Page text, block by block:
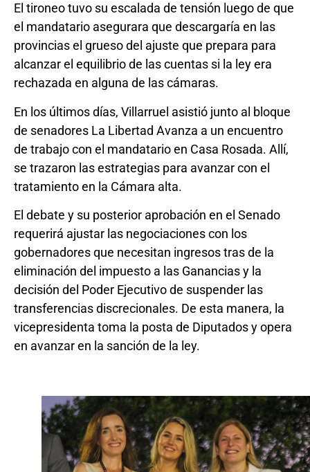
El tironeo tuvo su escalada de tensión luego de que
el mandatario asegurara que descargaría en las
provincias el grueso del ajuste que prepara para
alcanzar el equilibrio de las cuentas si la ley era
rechazada en alguna de las cámaras.
En los últimos días, Villarruel asistió junto al bloque
de senadores La Libertad Avanza a un encuentro
de trabajo con el mandatario en Casa Rosada. Allí,
se trazaron las estrategias para avanzar con el
tratamiento en la Cámara alta.
El debate y su posterior aprobación en el Senado
requerirá ajustar las negociaciones con los
gobernadores que necesitan ingresos tras de la
eliminación del impuesto a las Ganancias y la
decisión del Poder Ejecutivo de suspender las
transferencias discrecionales. De esta manera, la
vicepresidenta toma la posta de Diputados y opera
en avanzar en la sanción de la ley.